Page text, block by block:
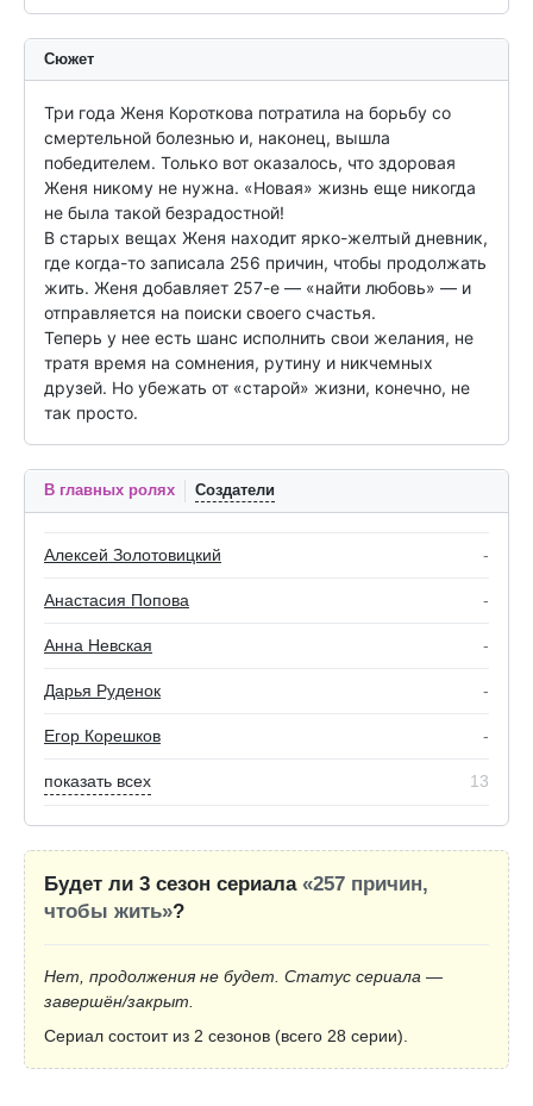
Сюжет
Три года Женя Короткова потратила на борьбу со
смертельной болезнью и, наконец, вышла
победителем. Только вот оказалось, что здоровая
Женя никому не нужна. «Новая» жизнь еще никогда
не была такой безрадостной!
В старых вещах Женя находит ярко-желтый дневник,
где когда-то записала 256 причин, чтобы продолжать
жить. Женя добавляет 257-е — «найти любовь» — и
отправляется на поиски своего счастья.
Теперь у нее есть шанс исполнить свои желания, не
тратя время на сомнения, рутину и никчемных
друзей. Но убежать от «старой» жизни, конечно, не
так просто.
В главных ролях Создатели
Алексей Золотовицкий -
Анастасия Попова -
Анна Невская -
Дарья Руденок -
Егор Корешков -
показать всех 13
Будет ли 3 сезон сериала «257 причин,
чтобы жить»?
Нет, продолжения не будет. Статус сериала —
завершён/закрыт.
Сериал состоит из 2 сезонов (всего 28 серии).